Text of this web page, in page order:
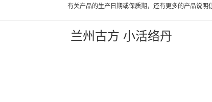
有关产品的生产日期或保质期，还有更多的产品说明
兰州古方 小活络丹